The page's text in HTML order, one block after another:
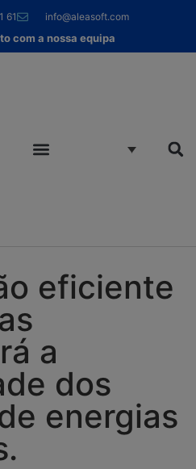
61 info@aleasoft.com
com a nossa equipa
eficiente
a
dos
energias